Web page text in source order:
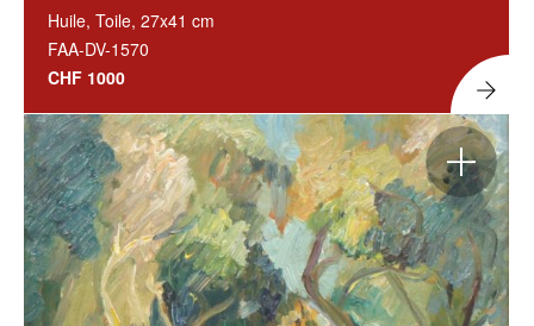
Huile, Toile, 27x41 cm
FAA-DV-1570
CHF 1000
Agrandir
l'image